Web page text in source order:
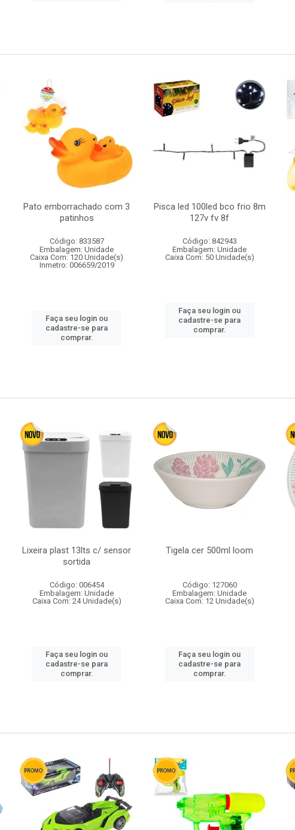
Pato emborrachado com 3
patinhos
Código: 833587
Embalagem: Unidade
Caixa Com: 120 Unidade(s)
Inmetro: 006659/2019
Faça seu login ou
cadastre-se para
comprar.
Pisca led 100led bco frio 8m
127v fv 8f
Código: 842943
Embalagem: Unidade
Caixa Com: 50 Unidade(s)
Faça seu login ou
cadastre-se para
comprar.
Lixeira plast 13lts c/ sensor
sortida
Código: 006454
Embalagem: Unidade
Caixa Com: 24 Unidade(s)
Faça seu login ou
cadastre-se para
comprar.
Tigela cer 500ml loom
Código: 127060
Embalagem: Unidade
Caixa Com: 12 Unidade(s)
Faça seu login ou
cadastre-se para
comprar.